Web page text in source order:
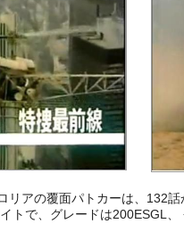
リアの覆面パトカーは、132
トで、グレードは200ESGL、